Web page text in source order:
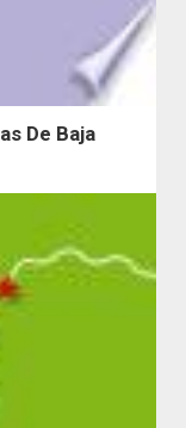
De Baja